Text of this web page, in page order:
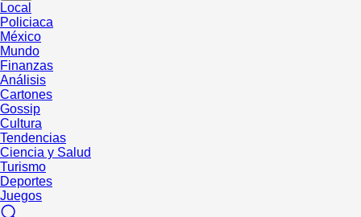
Local
Policiaca
México
Mundo
Finanzas
Análisis
Cartones
Gossip
Cultura
Tendencias
Ciencia y Salud
Turismo
Deportes
Juegos